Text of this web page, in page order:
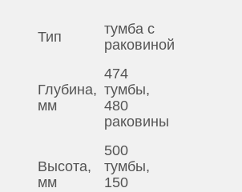
Тип
тумба с
раковиной
Глубина,
мм
474
тумбы,
480
раковины
Высота,
мм
500
тумбы,
150